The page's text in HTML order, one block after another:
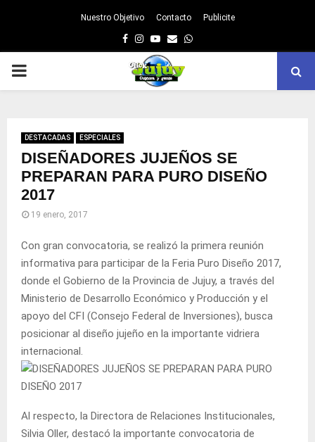
Nuestro Objetivo Contacto Publicite
Facebook
Instagram
Youtube
EmailWhatsapp
PRIMARY
DESTACADAS ESPECIALES
DISEÑADORES JUJEÑOS SE
PREPARAN PARA PURO DISEÑO
2017
19 enero, 2017
Con gran convocatoria, se realizó la primera reunión
informativa para participar de la Feria Puro Diseño 2017,
donde el Gobierno de la Provincia de Jujuy, a través del
Ministerio de Desarrollo Económico y Producción y el
apoyo del CFI (Consejo Federal de Inversiones), busca
posicionar al diseño jujeño en la importante vidriera
internacional.
Al respecto, la Directora de Relaciones Institucionales,
Silvia Oller, destacó la importante convocatoria de